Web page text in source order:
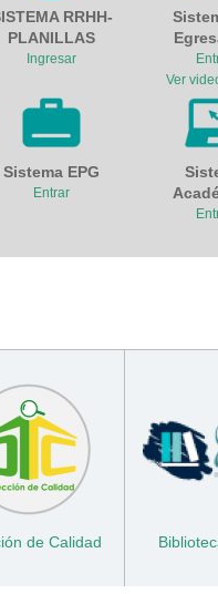
RRHH-
PLANILLAS
Ingresar
Ver
Sistema EPG
Entrar
de Calidad